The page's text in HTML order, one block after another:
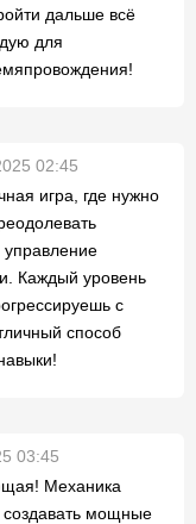
дальше всё
для
02:45
игра, где нужно
управление
Каждый уровень
с
способ
03:45
Механика
создавать мощные